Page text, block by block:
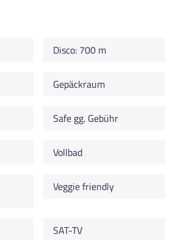
Disco: 700 m
Gepäckraum
Safe gg. Gebühr
Vollbad
Veggie friendly
SAT-TV